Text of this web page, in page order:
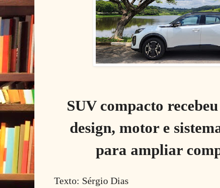
SUV compacto
design, motor e
para ampliar
Texto: Sérgio Dias